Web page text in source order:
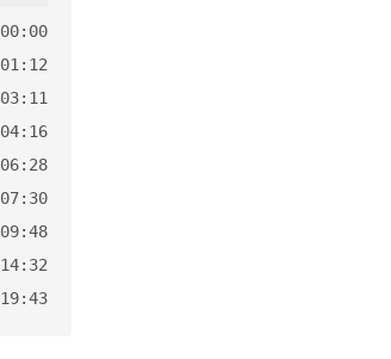
00:00
01:12
03:11
04:16
06:28
07:30
09:48
14:32
19:43